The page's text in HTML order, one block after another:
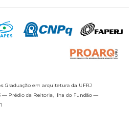
Graduação em arquitetura da UFRJ
— Prédio da Reitoria, Ilha do Fundão —